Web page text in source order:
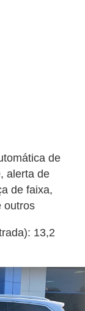
de
alerta de
de faixa,
outros
13,2